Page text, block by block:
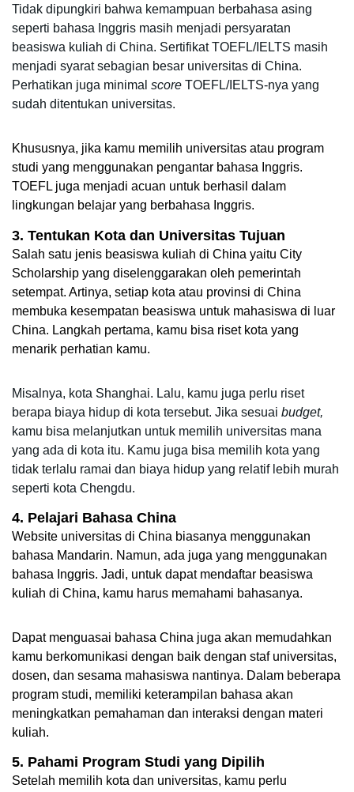
Tidak dipungkiri bahwa kemampuan berbahasa asing
seperti bahasa Inggris masih menjadi persyaratan
beasiswa kuliah di China. Sertifikat TOEFL/IELTS masih
menjadi syarat sebagian besar universitas di China.
Perhatikan juga minimal score TOEFL/IELTS-nya yang
sudah ditentukan universitas.
Khususnya, jika kamu memilih universitas atau program
studi yang menggunakan pengantar bahasa Inggris.
TOEFL juga menjadi acuan untuk berhasil dalam
lingkungan belajar yang berbahasa Inggris.
3. Tentukan Kota dan Universitas Tujuan
Salah satu jenis beasiswa kuliah di China yaitu City
Scholarship yang diselenggarakan oleh pemerintah
setempat. Artinya, setiap kota atau provinsi di China
membuka kesempatan beasiswa untuk mahasiswa di luar
China. Langkah pertama, kamu bisa riset kota yang
menarik perhatian kamu.
Misalnya, kota Shanghai. Lalu, kamu juga perlu riset
berapa biaya hidup di kota tersebut. Jika sesuai budget,
kamu bisa melanjutkan untuk memilih universitas mana
yang ada di kota itu. Kamu juga bisa memilih kota yang
tidak terlalu ramai dan biaya hidup yang relatif lebih murah
seperti kota Chengdu.
4. Pelajari Bahasa China
Website universitas di China biasanya menggunakan
bahasa Mandarin. Namun, ada juga yang menggunakan
bahasa Inggris. Jadi, untuk dapat mendaftar beasiswa
kuliah di China, kamu harus memahami bahasanya.
Dapat menguasai bahasa China juga akan memudahkan
kamu berkomunikasi dengan baik dengan staf universitas,
dosen, dan sesama mahasiswa nantinya. Dalam beberapa
program studi, memiliki keterampilan bahasa akan
meningkatkan pemahaman dan interaksi dengan materi
kuliah.
5. Pahami Program Studi yang Dipilih
Setelah memilih kota dan universitas, kamu perlu